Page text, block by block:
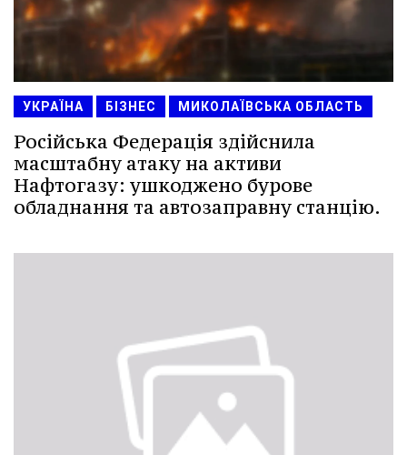
УКРАЇНА БІЗНЕС МИКОЛАЇВСЬКА ОБЛАСТЬ
Російська Федерація здійснила
масштабну атаку на активи
Нафтогазу: ушкоджено бурове
обладнання та автозаправну станцію.